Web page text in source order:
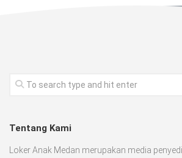
Tentang Kami
Loker Anak Medan merupakan media